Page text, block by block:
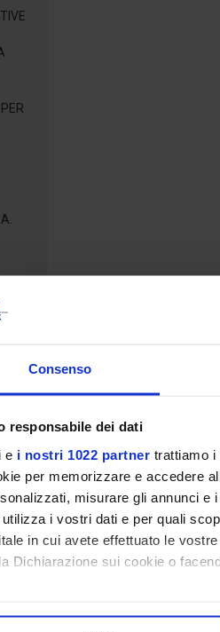
Consenso
responsabile dei dati
e i nostri 1022 partner trattiamo i
per memorizzare e accedere
misurare gli annunci e
i vostri dati e per quali
in cui avete effettuato le
Dichiarazione sui cookie o
LE